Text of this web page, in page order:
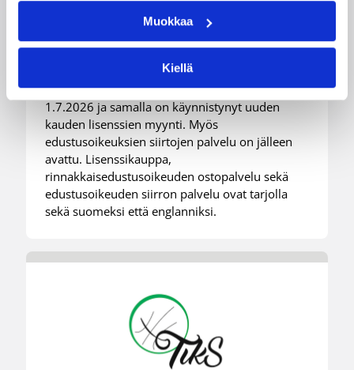
Muokkaa
Kiellä
Koriskauden 2026-27 lisenssit
myynnissä
Koripallokausi 2026-27 käynnistyy virallisesti
1.7.2026 ja samalla on käynnistynyt uuden
kauden lisenssien myynti. Myös
edustusoikeuksien siirtojen palvelu on jälleen
avattu. Lisenssikauppa,
rinnakkaisedustusoikeuden ostopalvelu sekä
edustusoikeuden siirron palvelu ovat tarjolla
sekä suomeksi että englanniksi.